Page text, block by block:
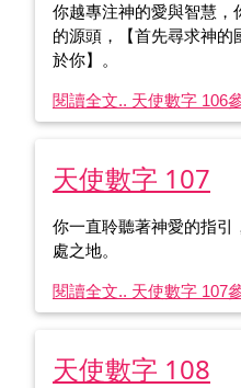
你越專注神的愛與智慧，
的源頭，【首先尋求神
於你】。
閱讀全文.. 天使數字 106
天使數字 107
你一直聆聽著神愛的指引
處之地。
閱讀全文.. 天使數字 107
天使數字 108